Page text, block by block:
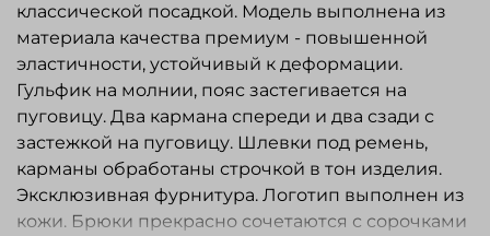
классической посадкой. Модель выполнена из
материала качества премиум - повышенной
эластичности, устойчивый к деформации.
Гульфик на молнии, пояс застегивается на
пуговицу. Два кармана спереди и два сзади с
застежкой на пуговицу. Шлевки под ремень,
карманы обработаны строчкой в тон изделия.
Эксклюзивная фурнитура. Логотип выполнен из
кожи. Брюки прекрасно сочетаются с сорочками